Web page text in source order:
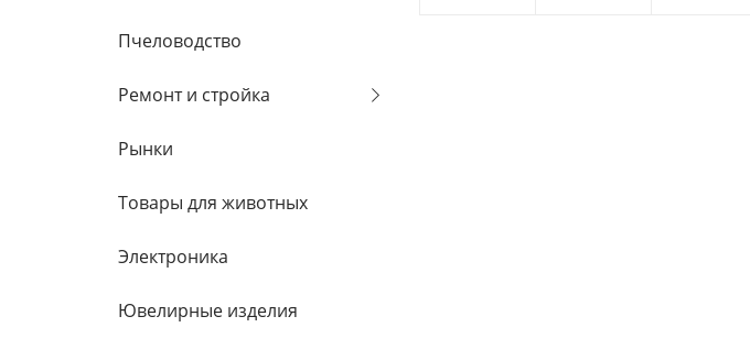
Пчеловодство
Ремонт и стройка
Рынки
Товары для животных
Электроника
Ювелирные изделия